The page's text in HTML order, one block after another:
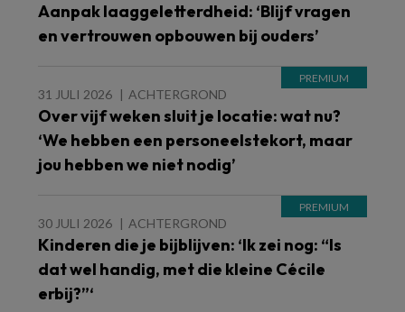
Aanpak laaggeletterdheid: ‘Blijf vragen
en vertrouwen opbouwen bij ouders’
31 JULI 2026 ACHTERGROND
Over vijf weken sluit je locatie: wat nu?
‘We hebben een personeelstekort, maar
jou hebben we niet nodig’
30 JULI 2026 ACHTERGROND
Kinderen die je bijblijven: ‘Ik zei nog: “Is
dat wel handig, met die kleine Cécile
erbij?”‘